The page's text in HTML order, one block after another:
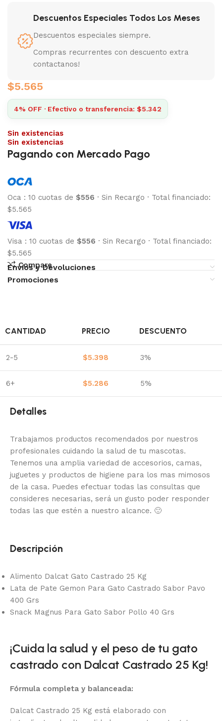
Descuentos Especiales Todos Los Meses
Descuentos especiales siempre.
Compras recurrentes con descuento extra
contactanos!
$5.565
4% OFF · Efectivo o transferencia: $5.342
Sin existencias
Sin existencias
Pagando con Mercado Pago
Oca : 10 cuotas de $556 · Sin Recargo · Total financiado:
$5.565
Visa : 10 cuotas de $556 · Sin Recargo · Total financiado:
$5.565
Compare
Envíos y Devoluciones
Promociones
CANTIDAD PRECIO DESCUENTO
2-5 $5.398 3%
6+ $5.286 5%
Detalles
Trabajamos productos recomendados por nuestros
profesionales cuidando la salud de tu mascotas.
Tenemos una amplia variedad de accesorios, camas,
juguetes y productos de higiene para los mas mimosos
de la casa. Puedes efectuar todas las consultas que
consideres necesarias, será un gusto poder responder
todas las que estén a nuestro alcance. 🙂
Descripción
Alimento Dalcat Gato Castrado 25 Kg
Lata de Pate Gemon Para Gato Castrado Sabor Pavo
400 Grs
Snack Magnus Para Gato Sabor Pollo 40 Grs
¡Cuida la salud y el peso de tu gato
castrado con Dalcat Castrado 25 Kg!
Fórmula completa y balanceada:
Dalcat Castrado 25 Kg está elaborado con